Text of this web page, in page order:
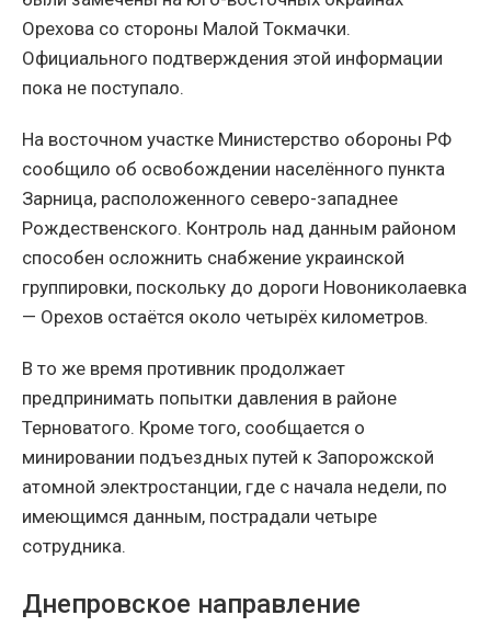
Орехова со стороны Малой Токмачки.
Официального подтверждения этой информации
пока не поступало.
На восточном участке Министерство обороны РФ
сообщило об освобождении населённого пункта
Зарница, расположенного северо-западнее
Рождественского. Контроль над данным районом
способен осложнить снабжение украинской
группировки, поскольку до дороги Новониколаевка
— Орехов остаётся около четырёх километров.
В то же время противник продолжает
предпринимать попытки давления в районе
Терноватого. Кроме того, сообщается о
минировании подъездных путей к Запорожской
атомной электростанции, где с начала недели, по
имеющимся данным, пострадали четыре
сотрудника.
Днепровское направление